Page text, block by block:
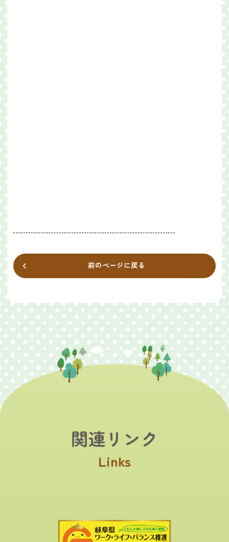
前のページに戻る
関連リンク
Links